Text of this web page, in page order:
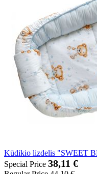
Kūdikio lizdelis "SWEET
Special Price 38,11 €